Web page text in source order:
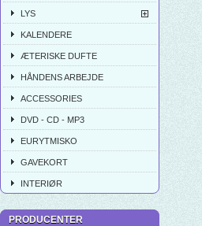
LYS
KALENDERE
ÆTERISKE DUFTE
HÅNDENS ARBEJDE
ACCESSORIES
DVD - CD - MP3
EURYTMISKO
GAVEKORT
INTERIØR
PRODUCENTER